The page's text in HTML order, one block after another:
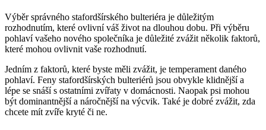
Výběr správného stafordšírského bulteriéra je důležitým
rozhodnutím, které ovlivní váš život na dlouhou dobu. Při výběru
pohlaví vašeho nového společníka je důležité zvážit několik faktorů,
které mohou ovlivnit vaše rozhodnutí.
Jedním z faktorů, které byste měli zvážit, je temperament daného
pohlaví. Feny stafordšírských bulteriérů jsou obvykle klidnější a
lépe se snáší s ostatními zvířaty v domácnosti. Naopak psi mohou
být dominantnější a náročnější na výcvik. Také je dobré zvážit, zda
chcete mít zvíře kryté či ne.